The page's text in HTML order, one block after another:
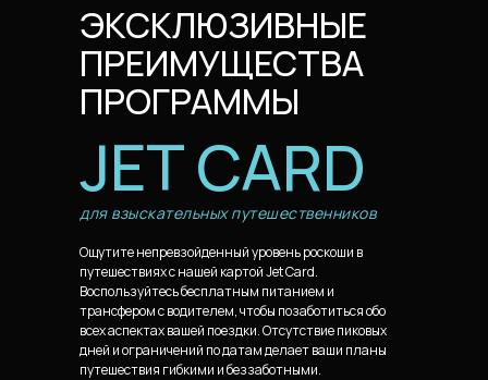
для взыскательных путешественников
Ощутите непревзойденный уровень роскоши в
путешествиях с нашей картой Jet Card.
Воспользуйтесь бесплатным питанием и
трансфером с водителем, чтобы позаботиться обо
всех аспектах вашей поездки. Отсутствие пиковых
дней и ограничений по датам делает ваши планы
путешествия гибкими и беззаботными.
ЭКСКЛЮЗИВНЫЕ
ПРЕИМУЩЕСТВА
ПРОГРАММЫ
JET CARD